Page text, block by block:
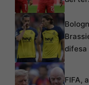
difesa
FIFA,